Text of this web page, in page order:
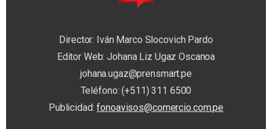
Director: Iván Marco Slocovich Pardo
Editor Web: Johana Liz Ugaz Oscanoa
johana.ugaz@prensmart.pe
Teléfono: (+511) 311 6500
Publicidad:fonoavisos@comercio.com.pe